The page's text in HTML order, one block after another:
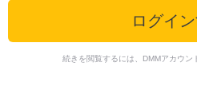
ログイ
続きを閲覧するには、DMMアカウン